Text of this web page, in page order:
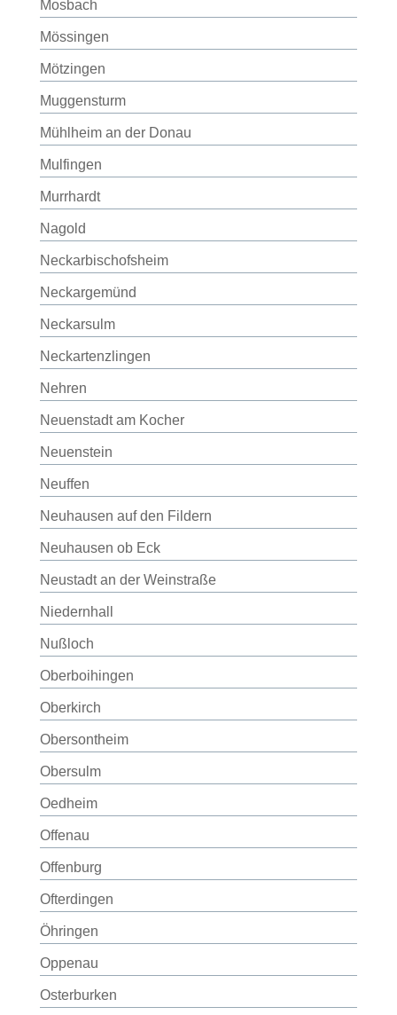
Mosbach
Mössingen
Mötzingen
Muggensturm
Mühlheim an der Donau
Mulfingen
Murrhardt
Nagold
Neckarbischofsheim
Neckargemünd
Neckarsulm
Neckartenzlingen
Nehren
Neuenstadt am Kocher
Neuenstein
Neuffen
Neuhausen auf den Fildern
Neuhausen ob Eck
Neustadt an der Weinstraße
Niedernhall
Nußloch
Oberboihingen
Oberkirch
Obersontheim
Obersulm
Oedheim
Offenau
Offenburg
Ofterdingen
Öhringen
Oppenau
Osterburken